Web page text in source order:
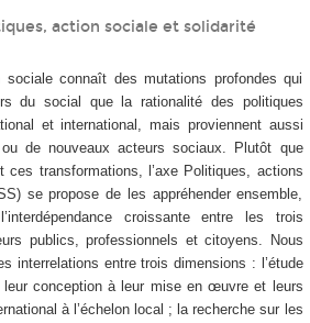
action sociale et solidarité
sociale connaît des mutations profondes qui
du social que la rationalité des politiques
et international, mais proviennent aussi
ou de nouveaux acteurs sociaux. Plutôt que
ces transformations, l’axe Politiques, actions
se propose de les appréhender ensemble,
croissante entre les trois
publics, professionnels et citoyens. Nous
interrelations entre trois dimensions : l’étude
conception à leur mise en œuvre et leurs
à l’échelon local ; la recherche sur les